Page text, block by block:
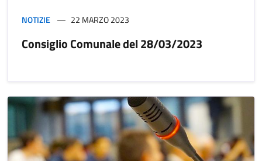
NOTIZIE 22 MARZO 2023
Consiglio Comunale del 28/03/2023